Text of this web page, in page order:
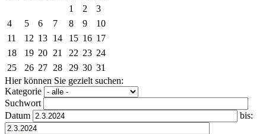
1
2
3
4
5 6 7 8 9
10
11
12 13 14 15 16 17
18
19 20 21 22 23 24
25
26 27 28 29 30 31
Hier können Sie gezielt suchen:
Kategorie
Suchwort
Datum
bis: